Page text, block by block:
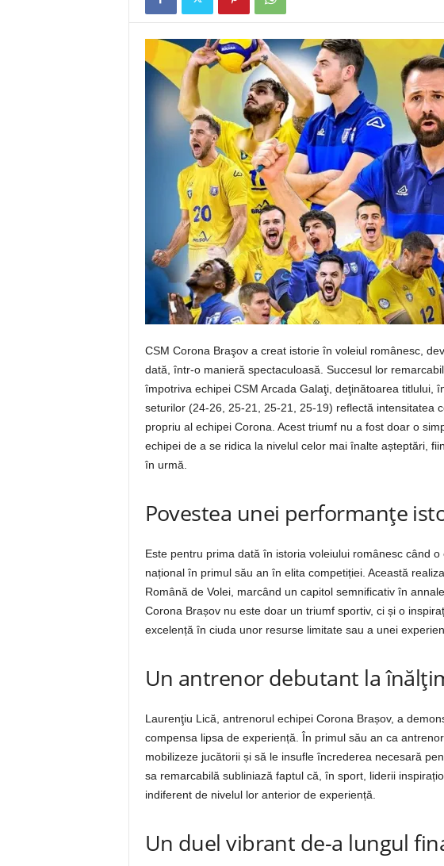
CSM Corona Braşov a creat istorie în voleiul românesc,
dată, într-o manieră spectaculoasă. Succesul lor
împotriva echipei CSM Arcada Galaţi, deţinătoarea titlului,
seturilor (24-26, 25-21, 25-21, 25-19) reflectă intensitatea
propriu al echipei Corona. Acest triumf nu a fost doar o
echipei de a se ridica la nivelul celor mai înalte așteptări,
în urmă.
Povestea unei performanțe
Este pentru prima dată în istoria voleiului românesc când
național în primul său an în elita competiției. Această
Română de Volei, marcând un capitol semnificativ în
Corona Brașov nu este doar un triumf sportiv, ci și o
excelență în ciuda unor resurse limitate sau a unei
Un antrenor debutant la
Laurenţiu Lică, antrenorul echipei Corona Brașov, a
compensa lipsa de experiență. În primul său an ca
mobilizeze jucătorii și să le insufle încrederea necesară
sa remarcabilă subliniază faptul că, în sport, liderii
indiferent de nivelul lor anterior de experiență.
Un duel vibrant de-a lungul